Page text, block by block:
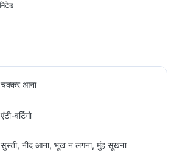
चक्कर आना
एंटी-वर्टिगो
सुस्ती, नींद आना, भूख न लगना, मुंह सूखना